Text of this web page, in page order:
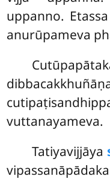
uppanno.
anurūpameva
vuttanayameva.
Tatiyavijjāya